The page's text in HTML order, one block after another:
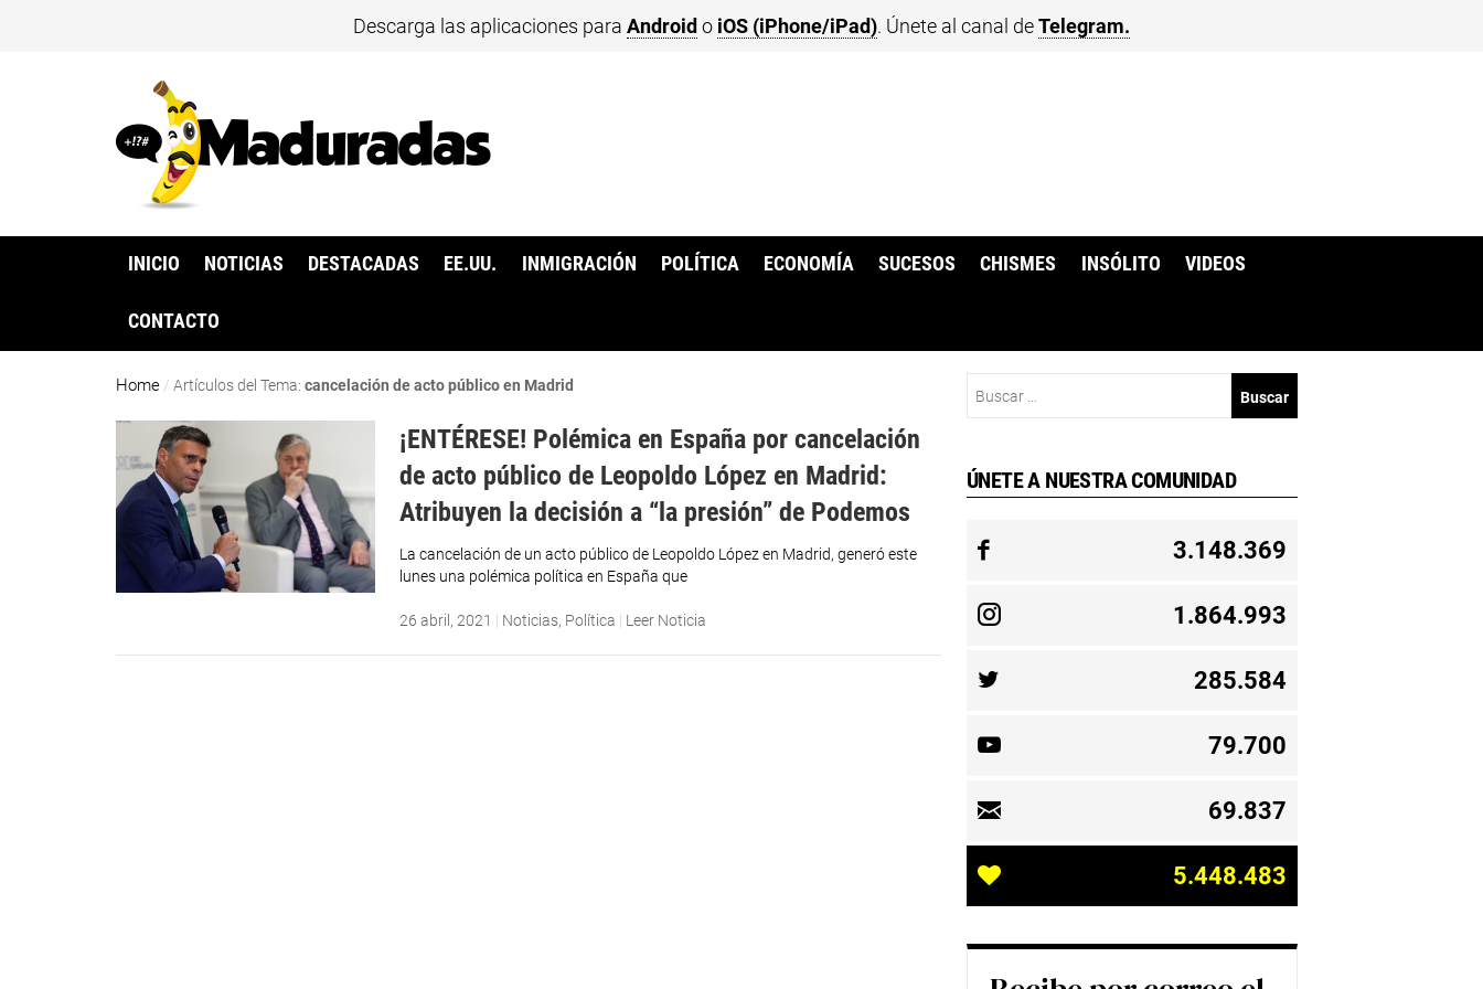
Descarga las aplicaciones para Android o iOS (iPhone/iPad). Únete al canal deTelegram.
INICIO NOTICIAS DESTACADAS EE.UU. INMIGRACIÓN POLÍTICA ECONOMÍA SUCESOS CHISMES INSÓLITO VIDEOS
CONTACTO
Home /Artículos del Tema:cancelación de acto público en Madrid
¡ENTÉRESE! Polémica en España por cancelación
de acto público de Leopoldo López en Madrid:
Atribuyen la decisión a “la presión” de Podemos
La cancelación de un acto público de Leopoldo López en Madrid, generó este
lunes una polémica política en España que
26 abril, 2021 | Noticias, Política | Leer Noticia
ÚNETE A NUESTRA COMUNIDAD
3.148.369
1.864.993
285.584
79.700
69.837
5.448.483